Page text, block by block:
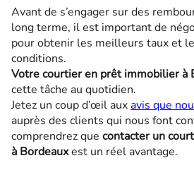
Avant de s’engager sur des
long terme, il est important de
pour obtenir les meilleurs taux et
conditions.
Votre courtier en prêt immobilier à
cette tâche au quotidien.
Jetez un coup d’œil auxavis que
auprès des clients qui nous font
comprendrez que contacter un
à Bordeauxest un réel avantage.